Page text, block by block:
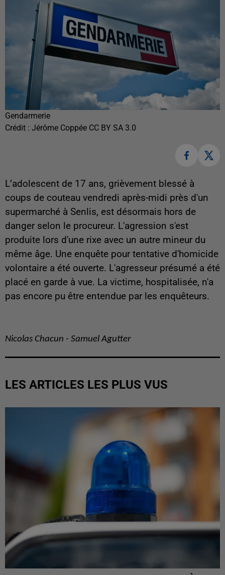
Gendarmerie
Crédit : Jérôme Coppée CC BY SA 3.0
L’adolescent de 17 ans, grièvement blessé à
coups de couteau vendredi après-midi près d'un
supermarché à Senlis, est désormais hors de
danger selon le procureur. L'agression s'est
produite lors d'une rixe avec un autre mineur du
même âge. Une enquête pour tentative d'homicide
volontaire a été ouverte. L'agresseur présumé a été
placé en garde à vue. La victime, hospitalisée, n'a
pas encore pu être entendue par les enquêteurs.
Nicolas Chacun - Samuel Agutter
LES ARTICLES LES PLUS VUS